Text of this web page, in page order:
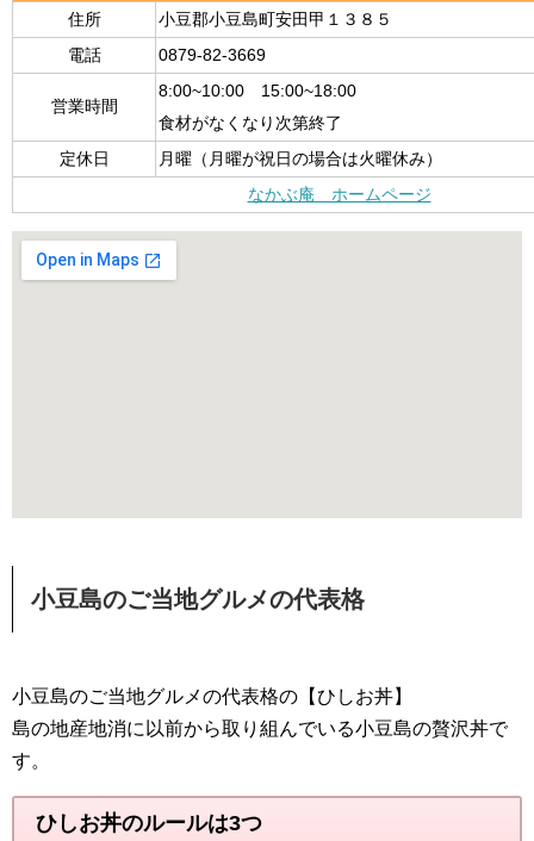
住所
小豆郡小豆島町安田甲１３８５
電話
0879-82-3669
営業時間
8:00~10:00 15:00~18:00
食材がなくなり次第終了
定休日
月曜（月曜が祝日の場合は火曜休み）
なかぶ庵 ホームページ
小豆島のご当地グルメの代表格
小豆島のご当地グルメの代表格の【ひしお丼】
島の地産地消に以前から取り組んでいる小豆島の贅沢丼で
す。
ひしお丼のルールは3つ